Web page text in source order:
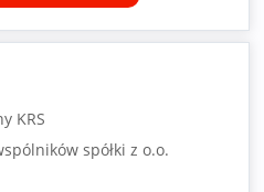
KRS
spółki z o.o.